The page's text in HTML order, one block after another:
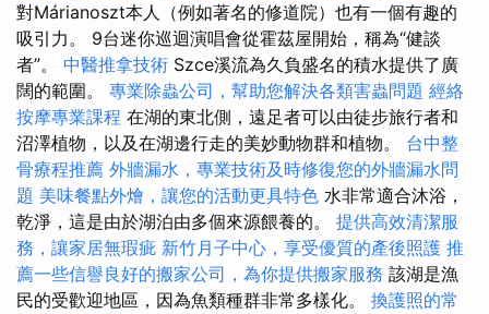
對Márianoszt本人（例如著名的修道院）也有一個有趣的
吸引力。 9台迷你巡迴演唱會從霍茲屋開始，稱為“健談
者”。 中醫推拿技術 Szce溪流為久負盛名的積水提供了廣
闊的範圍。 專業除蟲公司，幫助您解決各類害蟲問題 經絡
按摩專業課程 在湖的東北側，遠足者可以由徒步旅行者和
沼澤植物，以及在湖邊行走的美妙動物群和植物。 台中整
骨療程推薦 外牆漏水，專業技術及時修復您的外牆漏水問
題 美味餐點外燴，讓您的活動更具特色 水非常適合沐浴，
乾淨，這是由於湖泊由多個來源餵養的。 提供高效清潔服
務，讓家居無瑕疵 新竹月子中心，享受優質的產後照護 推
薦一些信譽良好的搬家公司，為你提供搬家服務 該湖是漁
民的受歡迎地區，因為魚類種群非常多樣化。 換護照的常